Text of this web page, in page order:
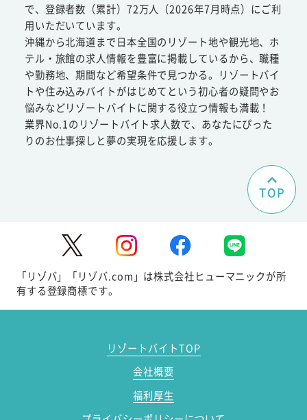
で、登録者数（累計）72万人（2026年7月時点）にご利
用いただいています。
沖縄から北海道まで日本全国のリゾート地や観光地、ホ
テル・旅館の求人情報を豊富に掲載しているから、職種
や勤務地、期間など希望条件で見つかる。リゾートバイ
トや住み込みバイトがはじめてという初心者の疑問やお
悩みなどリゾートバイトに関する役立つ情報も満載！
業界No.1のリゾートバイト求人数で、あなたにぴった
りのお仕事探しと夢の実現を応援します。
TOP
「リゾバ」「リゾバ.com」は株式会社ヒューマニックが所
有する登録商標です。
リゾートバイトTOP
会社概要
福利厚生